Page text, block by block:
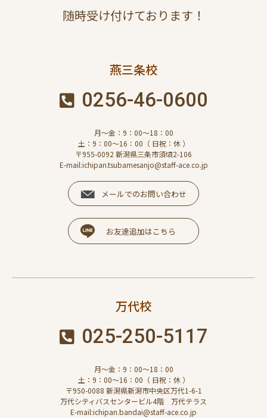
随時受け付けております！
燕三条校
0256-46-0600
月～金：9：00～18：00
土：9：00～16：00（ 日祝：休 ）
〒955-0092 新潟県三条市須頃2-106
E-mail:ichipan.tsubamesanjo@staff-ace.co.jp
メールでのお問い合わせ
お友達追加はこちら
万代校
025-250-5117
月～金：9：00～18：00
土：9：00～16：00（ 日祝：休 ）
〒950-0088 新潟県新潟市中央区万代1-6-1
万代シティバスセンタービル4階 万代テラス
E-mail:ichipan.bandai@staff-ace.co.jp